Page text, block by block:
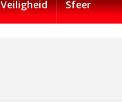
Veiligheid Sfeer